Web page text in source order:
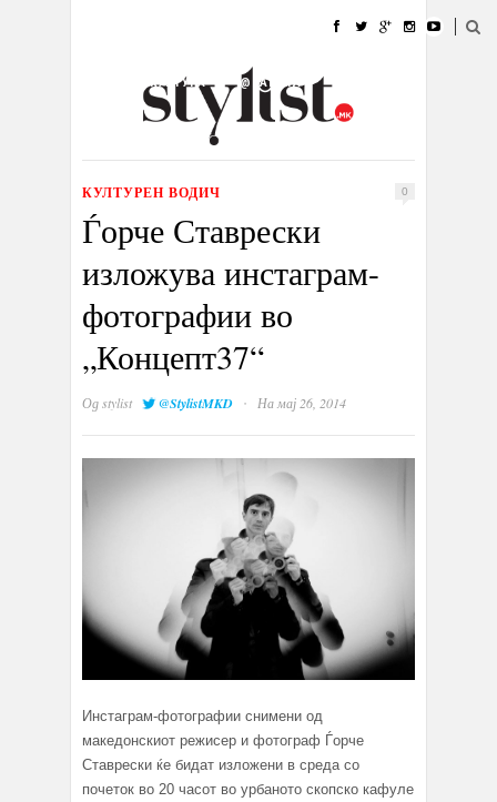
УБАВИНА
КУЛТУРА @РАБОТА
ИЗЛОГ
КУЛТУРЕН ВОДИЧ 0
Ѓорче Ставрески
изложува инстаграм-
фотографии во
„Концепт37“
Одstylist @StylistMKD · На мај 26, 2014
Инстаграм-фотографии снимени од
македонскиот режисер и фотограф Ѓорче
Ставрески ќе бидат изложени в среда со
почеток во 20 часот во урбаното скопско кафуле